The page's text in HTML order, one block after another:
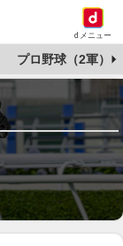
dメニュー
プロ野球（2軍）